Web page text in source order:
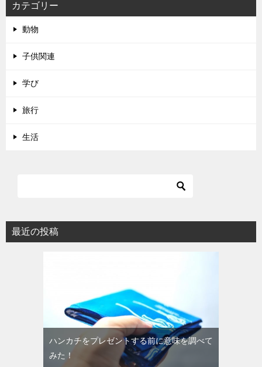
カテゴリー
動物
子供関連
学び
旅行
生活
最近の投稿
ハンカチをプレゼントする前に意味を調べて
みた！